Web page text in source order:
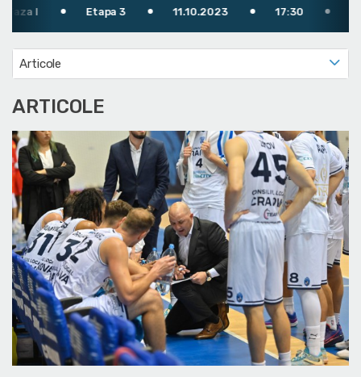
Etapa 3 11.10.2023 17:30 TV: DIGI
Articole
ARTICOLE